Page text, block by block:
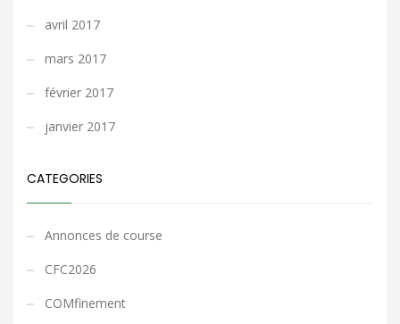
avril 2017
mars 2017
février 2017
janvier 2017
CATEGORIES
Annonces de course
CFC2026
COMfinement